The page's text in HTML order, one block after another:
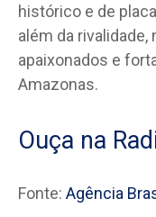
histórico e de
além da
apaixonados e
Amazonas.
Ouça na
Fonte: Agência